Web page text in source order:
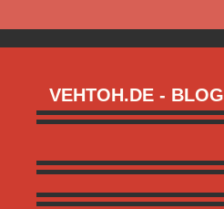
VEHTOH.DE - BLOG